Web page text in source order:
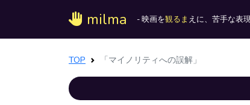
milma - 映画を観るま えに、苦手な表
TOP 「マイノリティへの誤解」